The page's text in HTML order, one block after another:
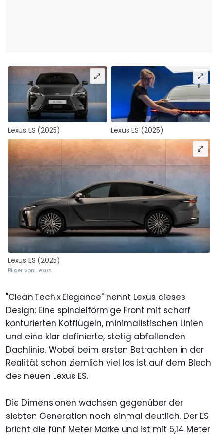
Lexus ES (2025) Lexus ES (2025)
Lexus ES (2025)
Bilder von: Lexus
"Clean Tech x Elegance" nennt Lexus dieses
Design: Eine spindelförmige Front mit scharf
konturierten Kotflügeln, minimalistischen Linien
und eine klar definierte, stetig abfallenden
Dachlinie. Wobei beim ersten Betrachten in der
Realität schon ziemlich viel los ist auf dem Blech
des neuen Lexus ES.
Die Dimensionen wachsen gegenüber der
siebten Generation noch einmal deutlich. Der ES
bricht die fünf Meter Marke und ist mit 5,14 Meter